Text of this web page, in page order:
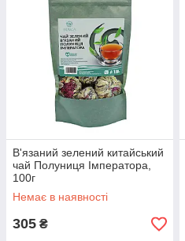
В'язаний зелений китайський
чай Полуниця Імператора,
100г
Немає в наявності
305 ₴